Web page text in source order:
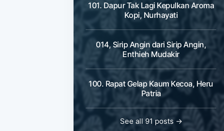
101. Dapur Tak Lagi Kepulkan Aroma
Kopi, Nurhayati
014, Sirip Angin dari Sirip Angin,
Enthieh Mudakir
100. Rapat Gelap Kaum Kecoa, Heru
Patria
See all 91 posts →